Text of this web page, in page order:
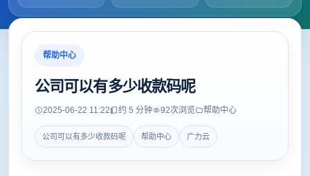
帮助中心
公司可以有多少收款码呢
2025-06-22 11:22 约 5 分钟 92次浏览 帮助中心
公司可以有多少收款码呢 帮助中心 广力云